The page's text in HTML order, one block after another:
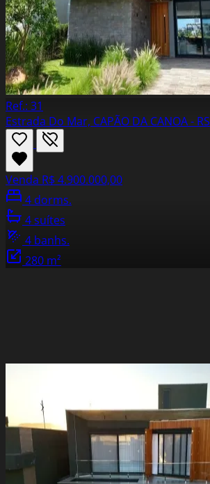
Ref.: 31
Estrada Do Mar, CAPÃO DA CANOA - RS
Venda R$ 4.900.000,00
4 dorms.
4 suítes
4 banhs.
280 m²